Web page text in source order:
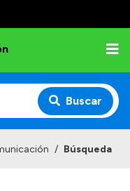
Buscar
/ Búsqueda